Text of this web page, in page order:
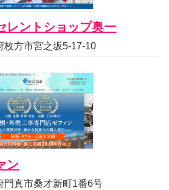
レントショップ奥一
枚方市宮之坂5-17-10
ン
門真市桑才新町1番6号